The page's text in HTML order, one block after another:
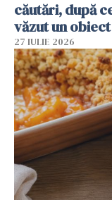
căutări, după
văzut un
27 IULIE 2026